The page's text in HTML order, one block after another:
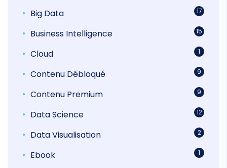
Big Data 17
Business Intelligence 15
Cloud 1
Contenu Débloqué 9
Contenu Premium 9
Data Science 12
Data Visualisation 2
Ebook 1